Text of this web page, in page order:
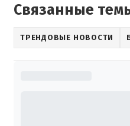
Связанные
ТРЕНДОВЫЕ НОВОСТИ